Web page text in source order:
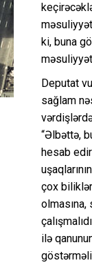
ki, buna
məsuliyyət
Deputat
sağlam
“Əlbəttə,
hesab
çox
ilə